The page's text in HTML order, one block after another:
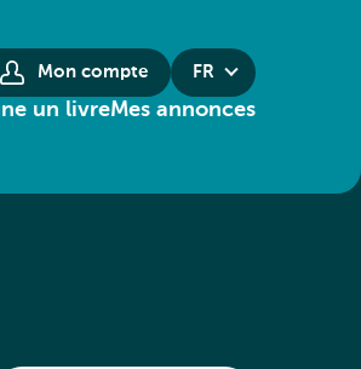
Mon compte FR
un livreMes annonces